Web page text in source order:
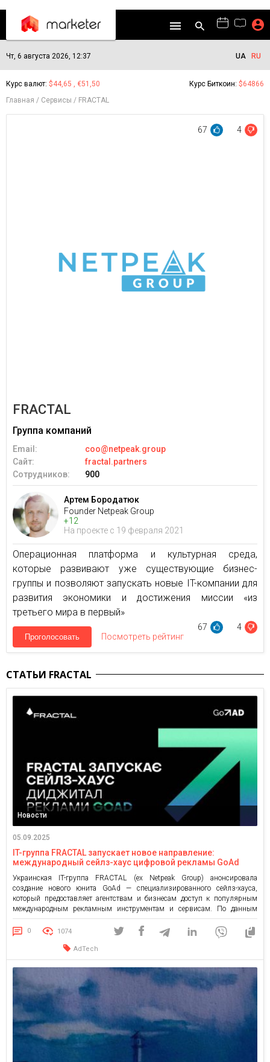
Чт, 6 августа 2026, 12:37 UA RU
Курс валют: $44,65 , €51,50 Курс Биткоин: $64866
Главная
Сервисы FRACTAL
67 4
FRACTAL
Группа компаний
Email:
coo@netpeak.group
Сайт:
fractal.partners
Сотрудников:
900
Артем Бородатюк
Founder Netpeak Group
+12
На проекте с 19 февраля 2021
Операционная платформа и культурная среда,
которые развивают уже существующие бизнес-
группы и позволяют запускать новые IT-компании для
развития экономики и достижения миссии «из
третьего мира в первый»
67 4
Проголосовать Посмотреть рейтинг
СТАТЬИ FRACTAL
Новости
05.09.2025
IT-группа FRACTAL запускает новое направление:
международный сейлз-хаус цифровой рекламы GoAd
Украинская IT-группа FRACTAL (ex Netpeak Group) анонсировала
создание нового юнита GoAd — специализированного сейлз-хауса,
который предоставляет агентствам и бизнесам доступ к популярным
международным рекламным инструментам и сервисам. По данным
исследования IAB Ukraine, расходы на цифровую рекламу в Украине
выросли на 24% в 2024 году. Всеукраинская рекламная коалиция
прогнозирует, что в 2025 году рост может достичь […]
0 1074
AdTech